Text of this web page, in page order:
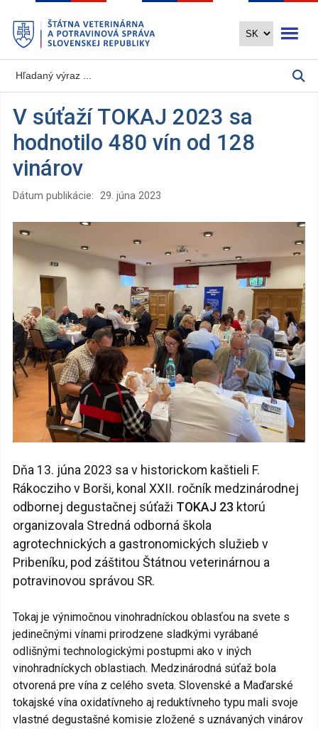
hlavný
obsah
V súťaží TOKAJ 2023 sa
hodnotilo 480 vín od 128
vinárov
Dátum publikácie: 29. júna 2023
Dňa 13. júna 2023 sa v historickom kaštieli F.
Rákocziho v Borši, konal XXII. ročník medzinárodnej
odbornej degustačnej súťaži TOKAJ 23 ktorú
organizovala Stredná odborná škola
agrotechnických a gastronomických služieb v
Pribeníku, pod záštitou Štátnou veterinárnou a
potravinovou správou SR.
Tokaj je výnimočnou vinohradníckou oblasťou na svete s
jedinečnými vínami prirodzene sladkými vyrábané
odlišnými technologickými postupmi ako v iných
vinohradníckych oblastiach. Medzinárodná súťaž bola
otvorená pre vína z celého sveta. Slovenské a Maďarské
tokajské vína oxidatívneho aj reduktívneho typu mali svoje
vlastné degustašné komisie zložené s uznávaných vinárov